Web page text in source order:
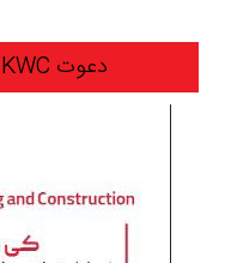
دعوت KWC برای بازدید از نمایشگاه